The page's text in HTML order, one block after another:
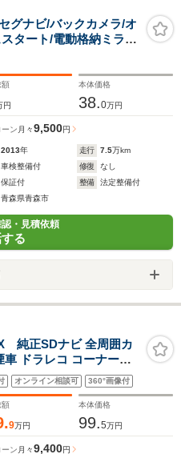
ナビ/バックカメラ/オ
タート/電動格納ミラー/
ップ/社外アルミホイー
額
円
本体価格
38.0万円
ン 月々9,500円
2013年 走行 7.5万km
車検整備付 修復
なし
保証付 整備
法定整備付
青森県青森市
・見積依頼
る
純正SDナビ 全周囲カ
車 ドラレコ コーナーセ
ETC 純正14インチアル
ト オートエアコン
オンライン相談可 360°画像付
額
9万円
本体価格
99.5万円
ン 月々9,400円